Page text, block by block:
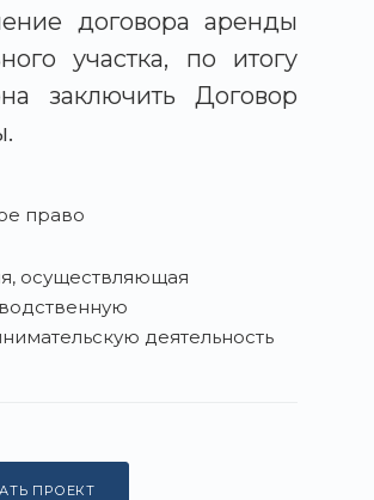
договора аренды
участка, по итогу
заключить Договор
право
осуществляющая
деятельность
ПРОЕКТ